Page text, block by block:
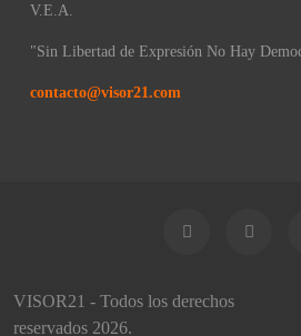
V.E.A.
"Sin Libertad de Expresión No Hay
contacto@visor21.com
VISOR21 - Todos los derechos
reservados 2026.